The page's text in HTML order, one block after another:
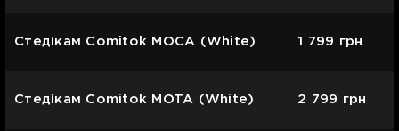
Стедікам Comitok MOCA (White) 1 799 грн
Стедікам Comitok MOTA (White) 2 799 грн